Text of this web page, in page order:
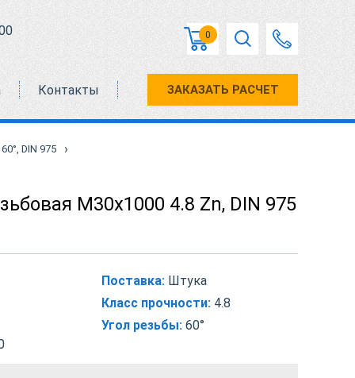
0
Контакты ЗАКАЗАТЬ РАСЧЕТ
DIN 975 ›
М30х1000 4.8 Zn, DIN 975
Поставка: Штука
Класс прочности: 4.8
Угол резьбы: 60°